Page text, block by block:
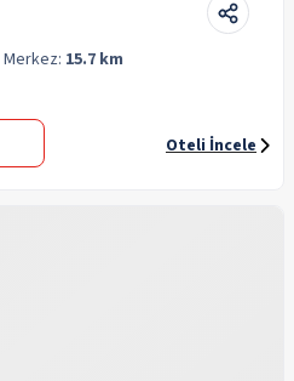
Merkez: 15.7 km
Oteli İncele